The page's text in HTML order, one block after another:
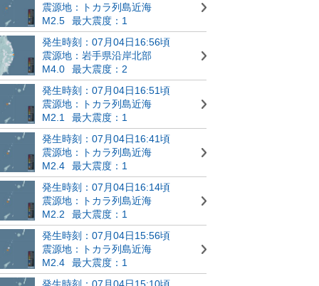
震源地：トカラ列島近海
M2.5
最大震度：1
発生時刻：07月04日16:56頃
震源地：岩手県沿岸北部
M4.0
最大震度：2
発生時刻：07月04日16:51頃
震源地：トカラ列島近海
M2.1
最大震度：1
発生時刻：07月04日16:41頃
震源地：トカラ列島近海
M2.4
最大震度：1
発生時刻：07月04日16:14頃
震源地：トカラ列島近海
M2.2
最大震度：1
発生時刻：07月04日15:56頃
震源地：トカラ列島近海
M2.4
最大震度：1
発生時刻：07月04日15:10頃